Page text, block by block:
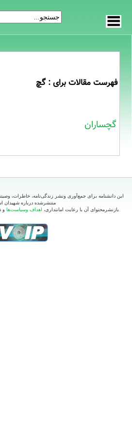
فهرست مقالات برای : گچ
گچساران
این دانشنامه برای جمع‌آوری ونشر زندگی‌نامه، خاطرات،
منتشرشده درباره شهیدان
بازنشرمحتوای آن با رعایت امانتداری، اهداف وسیاست‌ها و